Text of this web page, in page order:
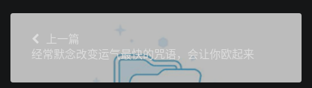
上一篇
经常默念改变运气最快的咒语，会让你欧起来